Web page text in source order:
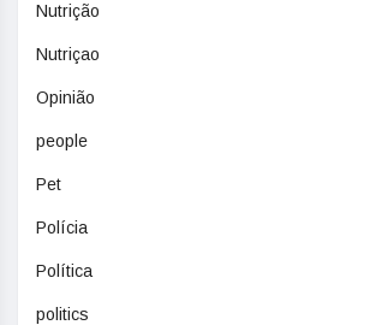
Nutrição
Nutriçao
Opinião
people
Pet
Polícia
Política
politics